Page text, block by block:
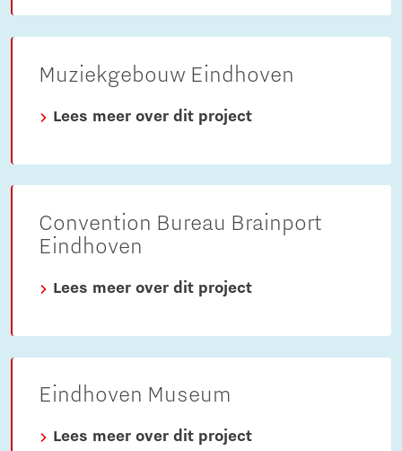
Muziekgebouw Eindhoven
Lees meer over dit project
Convention Bureau Brainport
Eindhoven
Lees meer over dit project
Eindhoven Museum
Lees meer over dit project